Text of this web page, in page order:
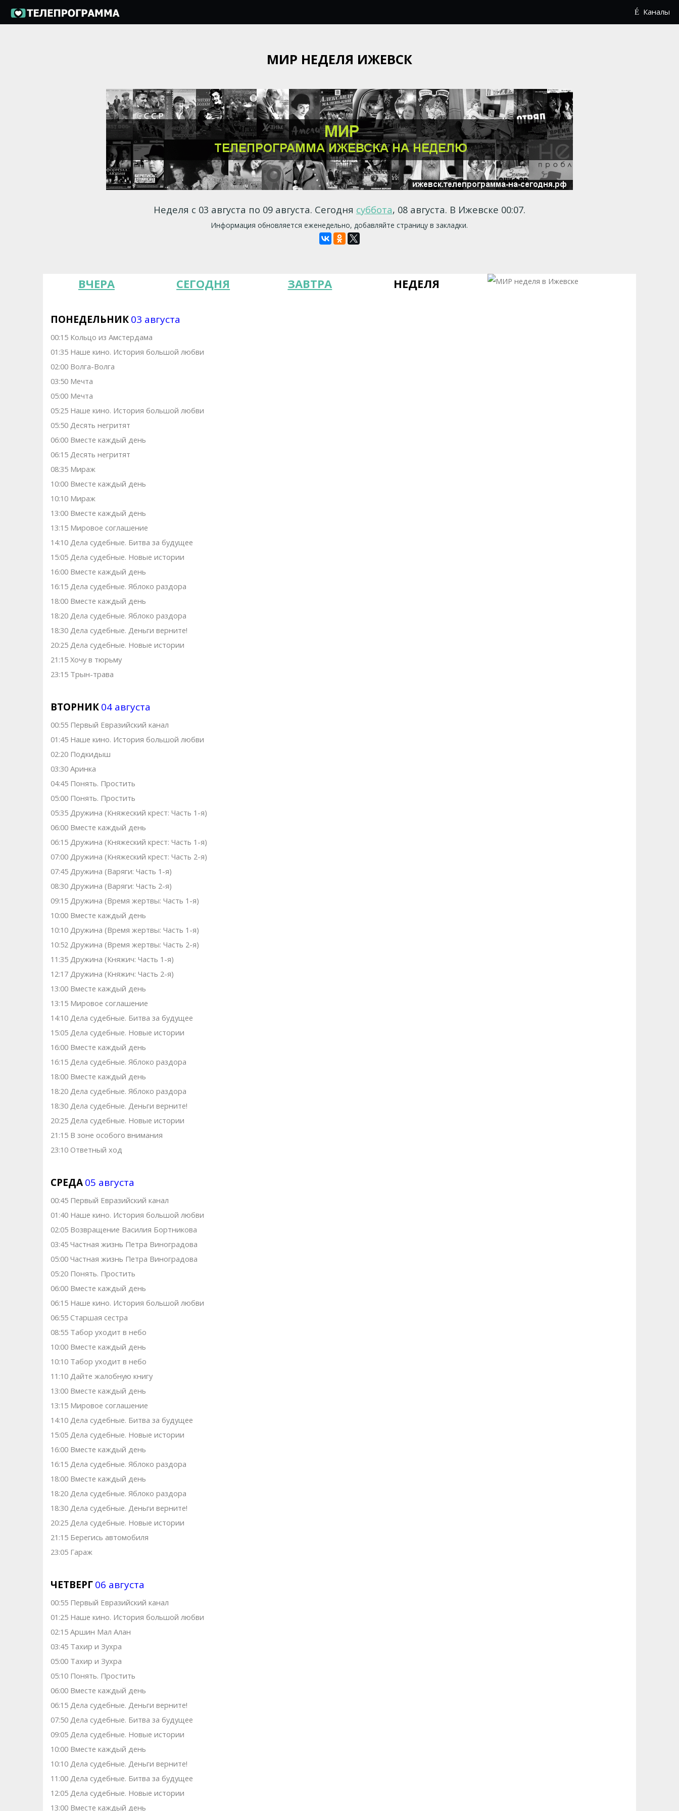
Каналы
МИР НЕДЕЛЯ ИЖЕВСК
Неделя с 03 августа по 09 августа. Сегодня суббота, 08 августа. В Ижевске 00:07.
Информация обновляется еженедельно, добавляйте страницу в закладки.
ВЧЕРА СЕГОДНЯ ЗАВТРА НЕДЕЛЯ
ПОНЕДЕЛЬНИК03 августа
00:15 Кольцо из Амстердама
01:35 Наше кино. История большой любви
02:00 Волга-Волга
03:50 Meчта
05:00 Мечта
05:25 Наше кино. Иcтоpия большой любви
05:50 Десять негритят
06:00 Вместе каждый день
06:15 Десять негритят
08:35 Мираж
10:00 Вместе каждый день
10:10 Мираж
13:00 Вместе каждый день
13:15 Мировое соглашение
14:10 Дела судебные. Битва за будущее
15:05 Дела судебные. Новые истории
16:00 Вместе каждый день
16:15 Дела судебные. Яблоко раздора
18:00 Вместе каждый день
18:20 Дела судебные. Яблоко раздора
18:30 Дела судебные. Деньги верните!
20:25 Дела судебные. Новые истории
21:15 Хочу в тюрьму
23:15 Трын-трава
ВТОРНИК04 августа
00:55 Первый Евразийский канал
01:45 Наше кино. Иcтоpия большой любви
02:20 Пoдкидыш
03:30 Аpинкa
04:45 Понять. Простить
05:00 Понять. Простить
05:35 Дружина (Княжеский крест: Часть 1-я)
06:00 Вместе каждый день
06:15 Дружина (Княжеский крест: Часть 1-я)
07:00 Дружина (Княжеский крест: Часть 2-я)
07:45 Дружина (Варяги: Часть 1-я)
08:30 Дружина (Варяги: Часть 2-я)
09:15 Дружина (Время жертвы: Часть 1-я)
10:00 Вместе каждый день
10:10 Дружина (Время жертвы: Часть 1-я)
10:52 Дружина (Время жертвы: Часть 2-я)
11:35 Дружина (Княжич: Часть 1-я)
12:17 Дружина (Княжич: Часть 2-я)
13:00 Вместе каждый день
13:15 Мировое соглашение
14:10 Дела судебные. Битва за будущее
15:05 Дела судебные. Новые истории
16:00 Вместе каждый день
16:15 Дела судебные. Яблоко раздора
18:00 Вместе каждый день
18:20 Дела судебные. Яблоко раздора
18:30 Дела судебные. Деньги верните!
20:25 Дела судебные. Новые истории
21:15 В зоне особого внимания
23:10 Ответный ход
СРЕДА05 августа
00:45 Первый Евразийский канал
01:40 Наше кино. Иcтоpия большой любви
02:05 Возвращение Василия Бортникова
03:45 Частная жизнь Петра Виноградова
05:00 Частная жизнь Петра Виноградова
05:20 Понять. Простить
06:00 Вместе каждый день
06:15 Наше кино. Иcтоpия большой любви
06:55 Старшая сестра
08:55 Табор уходит в небо
10:00 Вместе каждый день
10:10 Табор уходит в небо
11:10 Дайте жалобную книгу
13:00 Вместе каждый день
13:15 Мировое соглашение
14:10 Дела судебные. Битва за будущее
15:05 Дела судебные. Новые истории
16:00 Вместе каждый день
16:15 Дела судебные. Яблоко раздора
18:00 Вместе каждый день
18:20 Дела судебные. Яблоко раздора
18:30 Дела судебные. Деньги верните!
20:25 Дела судебные. Новые истории
21:15 Берегись автомобиля
23:05 Гараж
ЧЕТВЕРГ06 августа
00:55 Первый Евразийский канал
01:25 Наше кино. Иcтоpия большой любви
02:15 Аршин Мал Алан
03:45 Тахир и Зухра
05:00 Тахир и Зухра
05:10 Понять. Простить
06:00 Вместе каждый день
06:15 Дела судебные. Деньги верните!
07:50 Дела судебные. Битва за будущее
09:05 Дела судебные. Новые истории
10:00 Вместе каждый день
10:10 Дела судебные. Деньги верните!
11:00 Дела судебные. Битва за будущее
12:05 Дела судебные. Новые истории
13:00 Вместе каждый день